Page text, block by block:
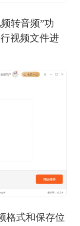
转音频”功
视频文件进
格式和保存位